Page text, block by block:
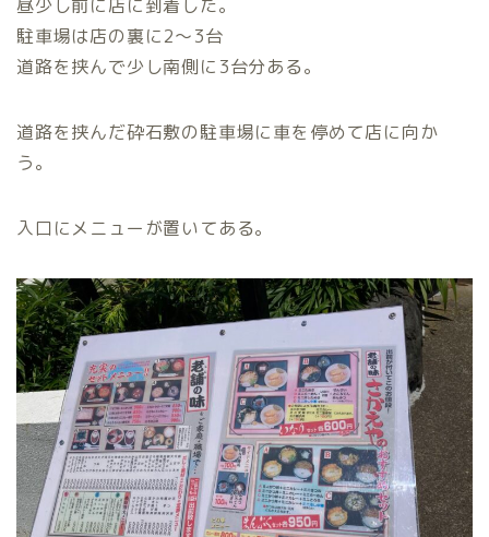
昼少し前に店に到着した。
駐車場は店の裏に2〜3台
道路を挟んで少し南側に3台分ある。
道路を挟んだ砕石敷の駐車場に車を停めて店に向か
う。
入口にメニューが置いてある。